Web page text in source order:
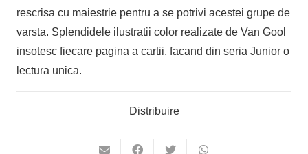
rescrisa cu maiestrie pentru a se potrivi acestei grupe de
varsta. Splendidele ilustratii color realizate de Van Gool
insotesc fiecare pagina a cartii, facand din seria Junior o
lectura unica.
Distribuire